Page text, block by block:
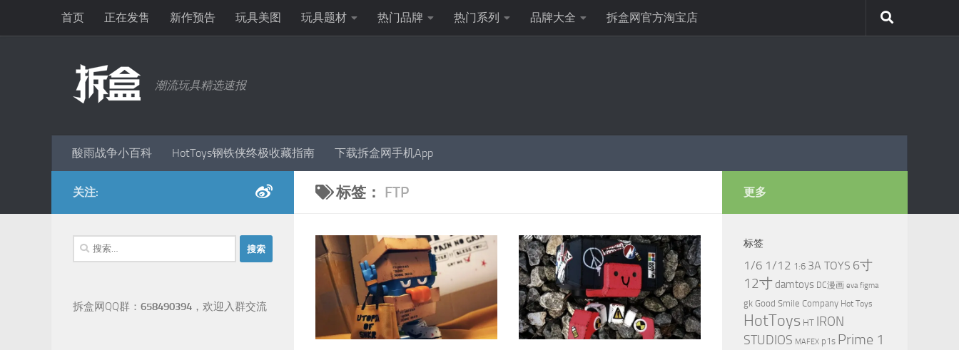
跳至内容首页 正在发售 新作预告 玩具美图 玩具题材 热门品牌 热门系列 品牌大全 拆盒网官方淘宝店
潮流玩具精选速报
酸雨战争小百科 HotToys钢铁侠终极收藏指南 下载拆盒网手机App
标签： FTP
关注:
搜
索：
拆盒网QQ群： 658490394 ，欢迎入群交流
更多
标签
1/6 1/12 1:6 3A TOYS 6寸
12寸 damtoys DC漫画 eva figma
gk Good Smile Company Hot Toys
HotToys HT IRON
STUDIOS MAFEX p1s Prime 1